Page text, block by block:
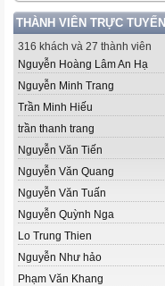
THÀNH VIÊN TRỰC TUYẾN
316 khách và 27 thành viên
Nguyễn Hoàng Lâm An Hạ
Nguyễn Minh Trang
Trần Minh Hiếu
trần thanh trang
Nguyễn Văn Tiến
Nguyễn Văn Quang
Nguyễn Văn Tuấn
Nguyễn Quỳnh Nga
Lo Trung Thien
Nguyễn Như hảo
Phạm Văn Khang